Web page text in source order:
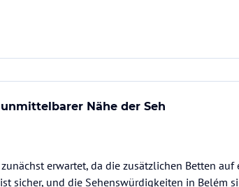
um den Ort zu erreichen. Bereiten Sie mit
Nähe der Seh
erwartet, da die zusätzlichen Betten
sicher, und die Sehenswürdigkeiten in Belém